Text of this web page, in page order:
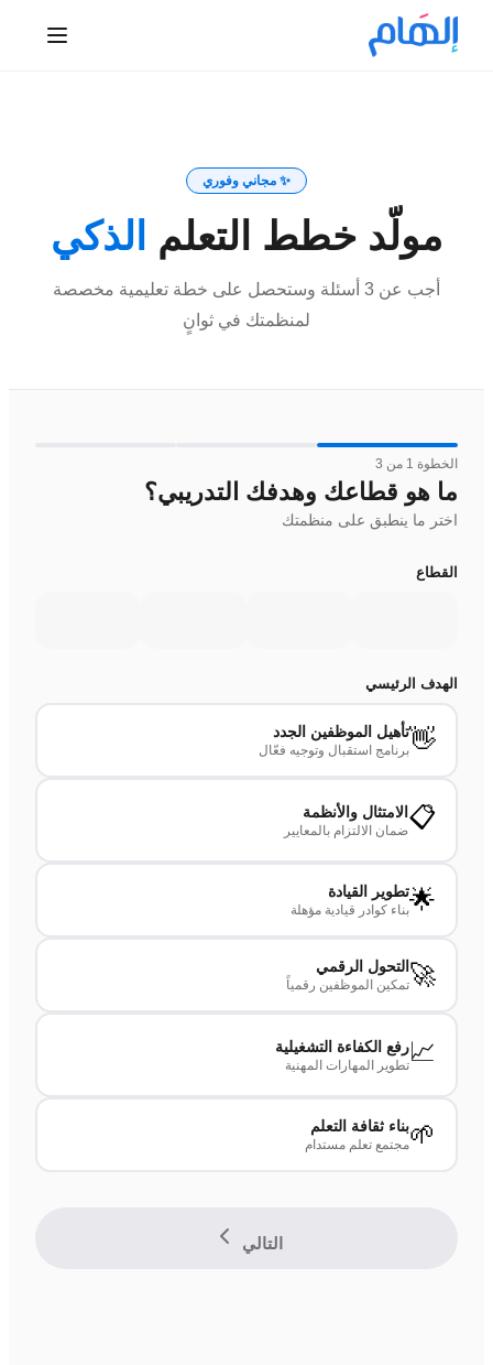
✨ مجاني وفوري
مولّد خطط التعلم الذكي
أجب عن 3 أسئلة وستحصل على خطة تعليمية مخصصة
لمنظمتك في ثوانٍ
الخطوة 1 من 3
ما هو قطاعك وهدفك التدريبي؟
اختر ما ينطبق على منظمتك
القطاع
الهدف الرئيسي
👋تأهيل الموظفين الجدد
برنامج استقبال وتوجيه فعّال
📋الامتثال والأنظمة
ضمان الالتزام بالمعايير
🌟تطوير القيادة
بناء كوادر قيادية مؤهلة
🚀 التحول الرقمي
تمكين الموظفين رقمياً
📈رفع الكفاءة التشغيلية
تطوير المهارات المهنية
🌱بناء ثقافة التعلم
مجتمع تعلم مستدام
التالي